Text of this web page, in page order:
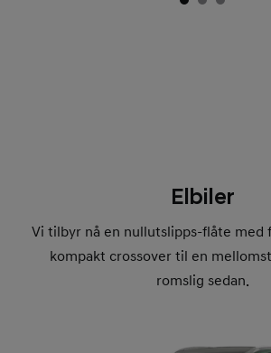
Elbiler
Vi tilbyr nå en nullutslipps-flåte med
kompakt crossover til en
romslig sedan.